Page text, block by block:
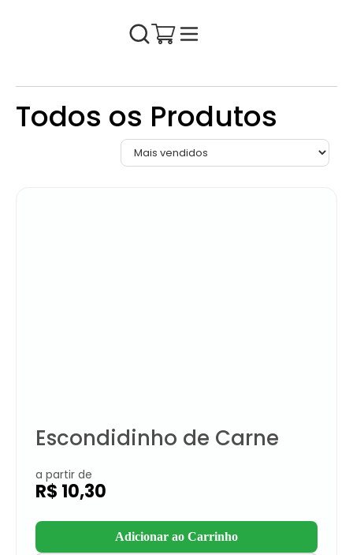
Todos os Produtos
Escondidinho de Carne
a partir de
R$ 10,30
Adicionar ao Carrinho